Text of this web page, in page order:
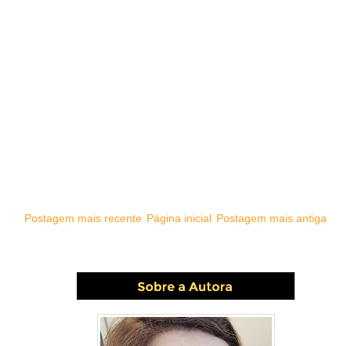
Postagem mais recente Postagem mais antiga
Página inicial